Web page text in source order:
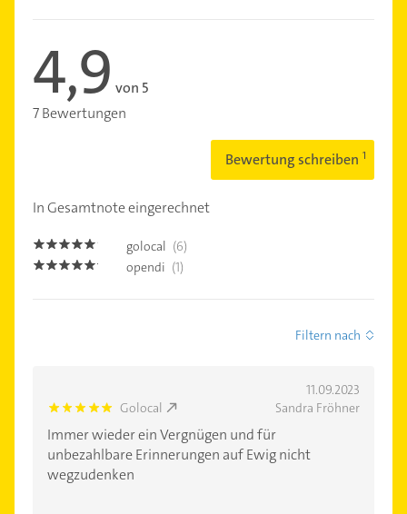
4,9 von 5
7 Bewertungen
Bewertung schreiben
In Gesamtnote eingerechnet
4.8 golocal (6)
5.0 opendi (1)
Filtern nach
11.09.2023
5.0 Golocal Sandra Fröhner
Immer wieder ein Vergnügen und für
unbezahlbare Erinnerungen auf Ewig nicht
wegzudenken